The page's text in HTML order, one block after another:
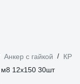
Анкер с гайкой /